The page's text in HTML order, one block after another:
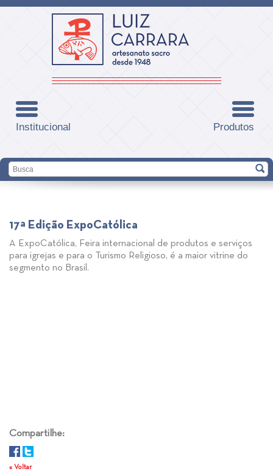
Institucional Produtos
17ª Edição ExpoCatólica
A ExpoCatólica, Feira internacional de produtos e serviços
para igrejas e para o Turismo Religioso, é a maior vitrine do
segmento no Brasil.
Compartilhe:
« Voltar